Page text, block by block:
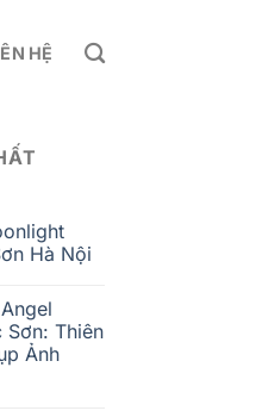
HỆ
Hà Nội
Sơn: Thiên
Ảnh